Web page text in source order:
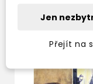
Jen
Přejít na